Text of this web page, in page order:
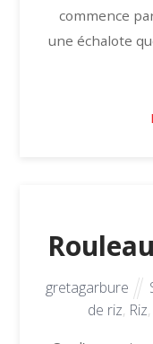
commence
une échalote
gretagarbure
de riz, Riz,